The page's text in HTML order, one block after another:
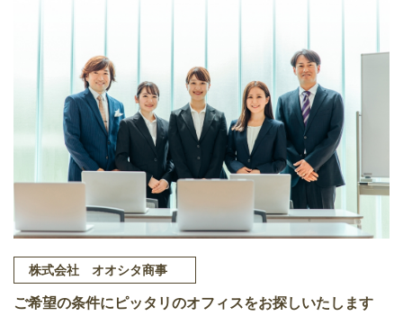
株式会社 オオシタ商事
ご希望の条件にピッタリのオフィスをお探しいたします